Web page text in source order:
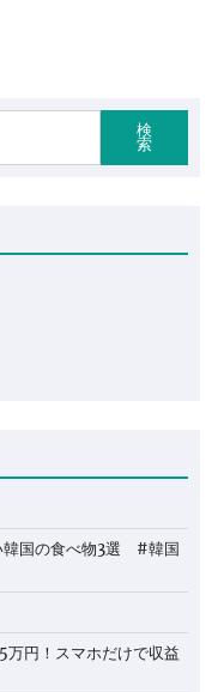
検
索
韓国の食べ物3選 #韓国
万円！スマホだけで収益